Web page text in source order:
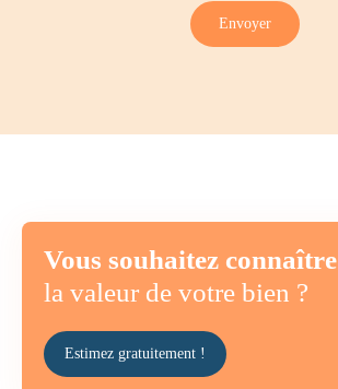
Envoyer
Vous souhaitez connaître
la valeur de votre bien ?
Estimez gratuitement !